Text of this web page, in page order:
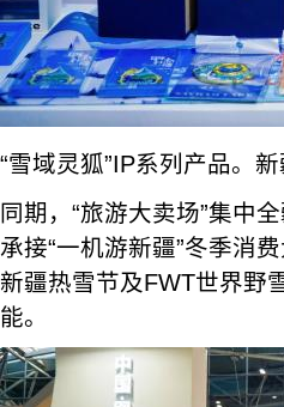
“雪域灵狐”IP系列产品。
同期，“旅游大卖场”集中
承接“一机游新疆”冬季消
新疆热雪节及FWT世界野
能。